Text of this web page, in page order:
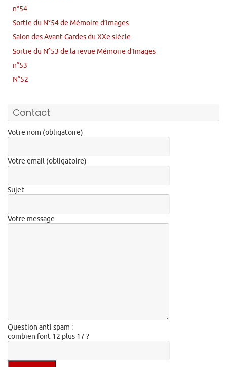
n°54
Sortie du N°54 de Mémoire d’Images
Salon des Avant-Gardes du XXe siècle
Sortie du N°53 de la revue Mémoire d’Images
n°53
N°52
Contact
Votre nom (obligatoire)
Votre email (obligatoire)
Sujet
Votre message
Question anti spam :
combien font 12 plus 17 ?